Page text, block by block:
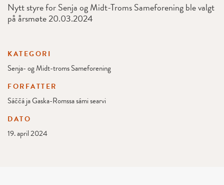
Nytt styre for Senja og Midt-Troms Sameforening ble valgt
på årsmøte 20.03.2024
KATEGORI
Senja- og Midt-troms Sameforening
FORFATTER
Sáččá ja Gaska-Romssa sámi searvi
DATO
19. april 2024